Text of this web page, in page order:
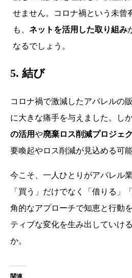
せません。コロナ禍という未曾
も、 ネットを活用した取り組み
なるでしょう。
5. 結び
コロナ禍で激減したアパレルの
に大きな痛手を与えました。しか
の活用や廃棄ロス削減プロジェ
要喚起やロス削減が見込める可
今こそ、一人ひとりがアパレル
「買う」だけでなく「借りる」
角的なアプローチで知恵と行動
ティブな変化を生み出していけ
か。
関連